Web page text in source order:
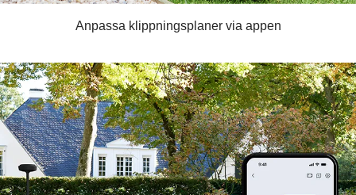
Anpassa klippningsplaner via appen